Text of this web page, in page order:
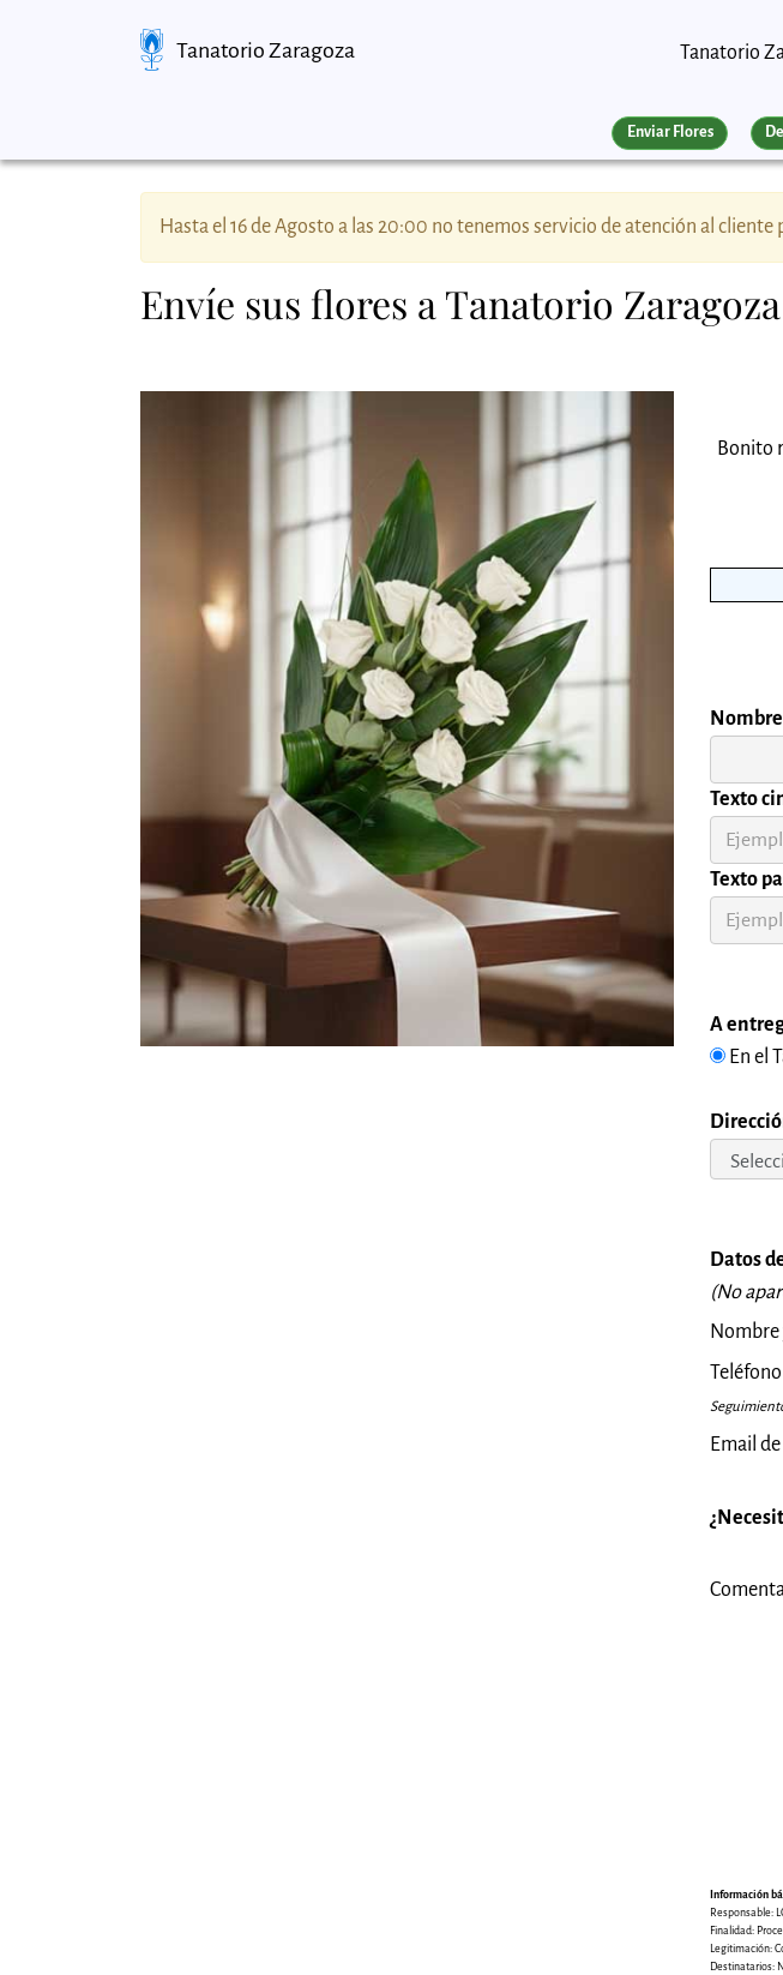
Tanatorio Zaragoza Tanatorio
Enviar Flores
Hasta el 16 de Agosto a las 20:00 no tenemos servicio de atención al
Envíe sus flores a Tanatorio Zaragoza
Bonito
Texto
Texto
A
En el
Datos
(No
Email
Información
Responsable:
Finalidad:
Legitimación:
Destinatarios: